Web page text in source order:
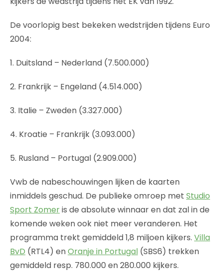
De voorlopig best bekeken wedstrijden tijdens Euro
2004:
1. Duitsland – Nederland (7.500.000)
2. Frankrijk – Engeland (4.514.000)
3. Italie – Zweden (3.327.000)
4. Kroatie – Frankrijk (3.093.000)
5. Rusland – Portugal (2.909.000)
Vwb de nabeschouwingen lijken de kaarten
inmiddels geschud. De publieke omroep met Studio
Sport Zomeris de absolute winnaar en dat zal in de
komende weken ook niet meer veranderen. Het
programma trekt gemiddeld 1,8 miljoen kijkers. Villa
BvD (RTL4) enOranje in Portugal (SBS6) trekken
gemiddeld resp. 780.000 en 280.000 kijkers.